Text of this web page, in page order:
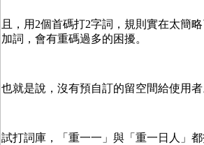
且，用2個首碼打2字詞，規則實在太簡
加詞，會有重碼過多的困擾。
也就是說，沒有預自訂的留空間給使用者
試打詞庫，「重一一」與「重一日人」都